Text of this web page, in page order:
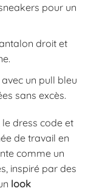
pour un
droit et
un pull bleu
sans excès.
dress code et
de travail en
comme un
inspiré par des
look